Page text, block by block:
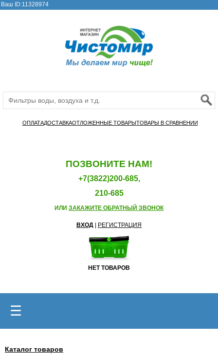
Ваш ID:11328974
ОПЛАТАДОСТАВКАОТЛОЖЕННЫЕ ТОВАРЫТОВАРЫ В СРАВНЕНИИ
ПОЗВОНИТЕ НАМ!
+7(3822)200-685,
210-685
ИЛИ ЗАКАЖИТЕ ОБРАТНЫЙ ЗВОНОК
ВХОД РЕГИСТРАЦИЯ
НЕТ ТОВАРОВ
☰
Каталог товаров